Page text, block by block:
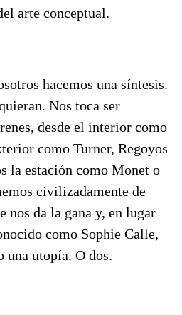
arte conceptual.
hacemos una síntesis.
Nos toca ser
desde el interior como
como Turner, Regoyos
la estación como Monet o
civilizadamente de
nos da la gana y, en lugar
como Sophie Calle,
una utopía. O dos.